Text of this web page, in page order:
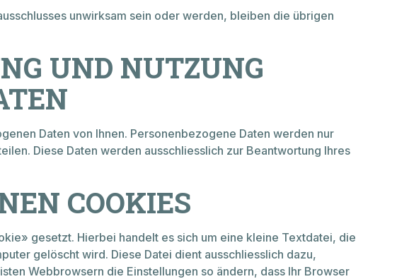
08:00 - 12:00 Uhr
Ersatzteillager
Impressum
Datenschutz
unwirksam sein oder werden, bleiben die übrigen
UND NUTZUNG
Daten von Ihnen. Personenbezogene Daten werden nur
Diese Daten werden ausschliesslich zur Beantwortung Ihres
COOKIES
gesetzt. Hierbei handelt es sich um eine kleine Textdatei, die
gelöscht wird. Diese Datei dient ausschliesslich dazu,
Webbrowsern die Einstellungen so ändern, dass Ihr Browser